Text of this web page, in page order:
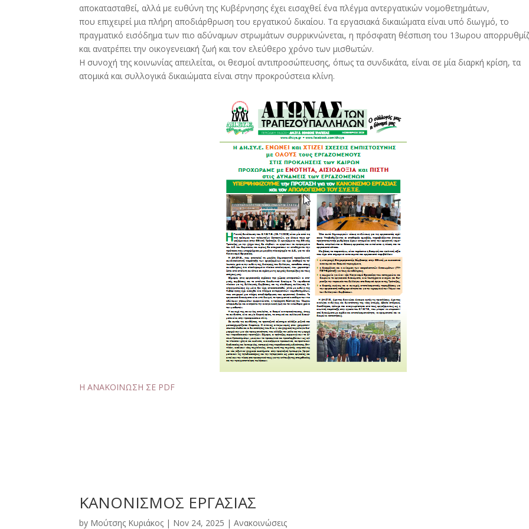
αποκατασταθεί, αλλά με ευθύνη της Κυβέρνησης έχει εισαχθεί ένα πλέγμα αντεργατικών νομοθετημάτων,
που επιχειρεί μια πλήρη αποδιάρθρωση του εργατικού δικαίου. Τα εργασιακά δικαιώματα είναι υπό διωγμό, το
πραγματικό εισόδημα των πιο αδύναμων στρωμάτων συρρικνώνεται, η πρόσφατη θέσπιση του 13ωρου
και ανατρέπει την οικογενειακή ζωή και τον ελεύθερο χρόνο των μισθωτών.
Η συνοχή της κοινωνίας απειλείται, οι θεσμοί αντιπροσώπευσης, όπως τα συνδικάτα, είναι σε μία διαρκή κρίση, τα
ατομικά και συλλογικά δικαιώματα είναι στην προκρούστεια κλίνη.
Η ΑΝΑΚΟΙΝΩΣΗ ΣΕ PDF
ΚΑΝΟΝΙΣΜΟΣ ΕΡΓΑΣΙΑΣ
by Μούτσης Κυριάκος | Nov 24, 2025 |Ανακοινώσεις